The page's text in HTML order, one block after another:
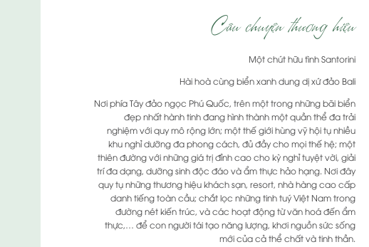
Câu chuyện thương hiệu
Một chút hữu tình Santorini
Hài hoà cùng biển xanh dung dị xứ đảo Bali
Nơi phía Tây đảo ngọc Phú Quốc, trên một trong những bãi biển
đẹp nhất hành tinh đang hình thành một quần thể đa trải
nghiệm với quy mô rộng lớn; một thế giới hùng vỹ hội tụ nhiều
khu nghỉ dưỡng đa phong cách, đủ đầy cho mọi thế hệ; một
thiên đường với những giá trị đỉnh cao cho kỳ nghỉ tuyệt vời, giải
trí đa dạng, dưỡng sinh độc đáo và ẩm thực hảo hạng. Nơi đây
quy tụ những thương hiệu khách sạn, resort, nhà hàng cao cấp
danh tiếng toàn cầu; chắt lọc những tinh tuý Việt Nam trong
đường nét kiến trúc, và các hoạt động từ văn hoá đến ẩm
thực,… để con người tái tạo năng lượng, khơi nguồn sức sống
mới của cả thể chất và tinh thần.